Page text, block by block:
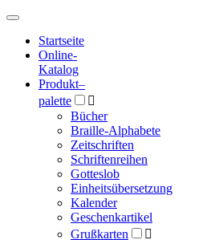
Hauptmenü
Hauptmenü
Startseite
Online-
Katalog
Produkt–
palette

Bücher
Braille-Alphabete
Zeitschriften
Schriftenreihen
Gotteslob
Einheitsübersetzung
Kalender
Geschenkartikel
Grußkarten
